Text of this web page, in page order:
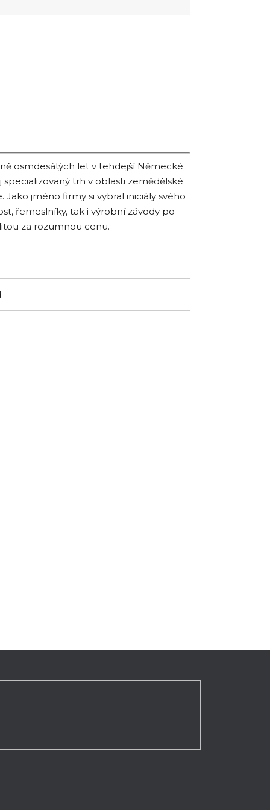
osmdesátých let v tehdejší Německé
trh v oblasti zemědělské
jméno firmy si vybral iniciály svého
řemeslníky, tak i výrobní závody po
za rozumnou cenu.